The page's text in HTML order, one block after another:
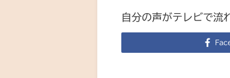
自分の声がテレビで流